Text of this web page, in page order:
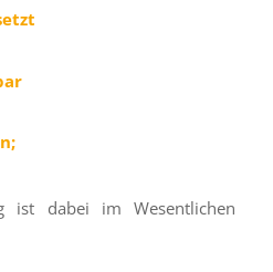
ist dabei im Wesentlichen